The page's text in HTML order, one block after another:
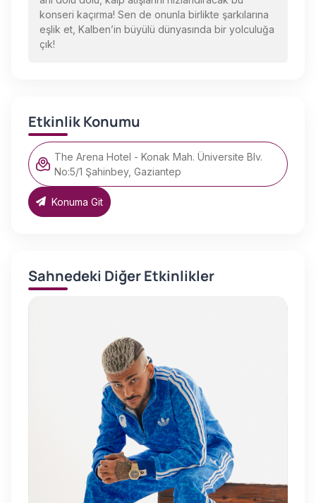
konseri kaçırma! Sen de onunla birlikte şarkılarına
eşlik et, Kalben’in büyülü dünyasında bir yolculuğa
çık!
Etkinlik Konumu
The Arena Hotel - Konak Mah. Üniversite Blv.
No:5/1 Şahinbey, Gaziantep
Konuma Git
Sahnedeki Diğer Etkinlikler